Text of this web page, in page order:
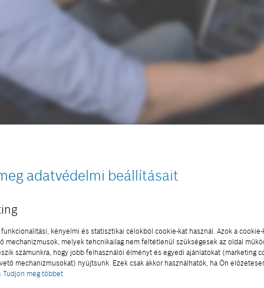
A jövő forgatókönyve most íródik
térré, örömforrássá válik, az „élményt
Az autók terjedése mellett azonban az
határozza meg. Hogyan viszonyul mindez a
a másik a környezettudatosságot helyezi
a hálózatba kapcsolt vezetés teremt összhangot.
gyorsulást és maximális nyomatékot biztosít
adatvédelmi beállításait
kényelmi és statisztikai célokból cookie-kat használ. Azok a cookie-
mechanizmusok, melyek tehcnikailag nem feltétlenül szükségesek az oldal
számunkra, hogy jobb felhasználói élményt és egyedi ajánlatokat (marketing
mechanizmusokat) nyújtsunk. Ezek csak akkor használhatók, ha Ön
Tudjon meg többet